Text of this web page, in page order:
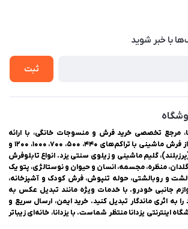
با‌ خبر شوید
ثبت
مرجع تخصصی خرید فرش و منسوجات خانگی، با ارائه
گسترده‌ترین محصولات از فرش ماشینی با تراکم‌های ۴۴۰، ۵۰۰، ۷۰۰، ۱۰۰۰، ۱۲۰۰ و
(پرزبلند)، گلیم ماشینی و زیلوی سنتی یزد. انواع تابلوفرش
منظره، مجسمه، انسان و حیوان و نوستالژی، پتو یک
و روبالشتی، حوله تنپوش، فرش کودک و آشپزخانه،
جانبی خودرو. با خدمات ویژه مانند تبدیل عکس به
به اثری ماندگار تبدیل کنید. خرید ایمن، ارسال سریع و
اینترنتی یزدانا منتظر شماست. با یزدانا، خانه‌ای زیباتر